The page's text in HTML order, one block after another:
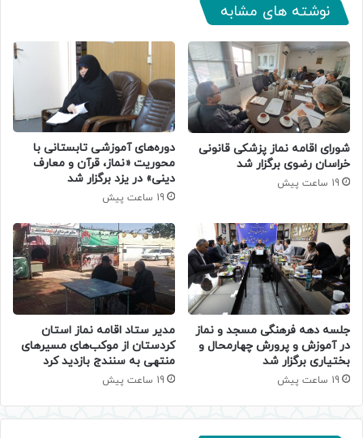
نوشته های مشابه
شورای اقامه نماز پزشکی قانونی
خراسان رضوی برگزار شد
19 ساعت پیش
دوره‌های آموزشی تابستانی با
محوریت «نماز، قرآن و معارف
دینی» در یزد برگزار شد
19 ساعت پیش
جلسه دهه فرهنگی مسجد و نماز
در آموزش و پرورش چهارمحال و
بختیاری برگزار شد
19 ساعت پیش
مدیر ستاد اقامه نماز استان
کردستان از موکب‌های مسیرهای
منتهی به سنندج بازدید کرد
19 ساعت پیش